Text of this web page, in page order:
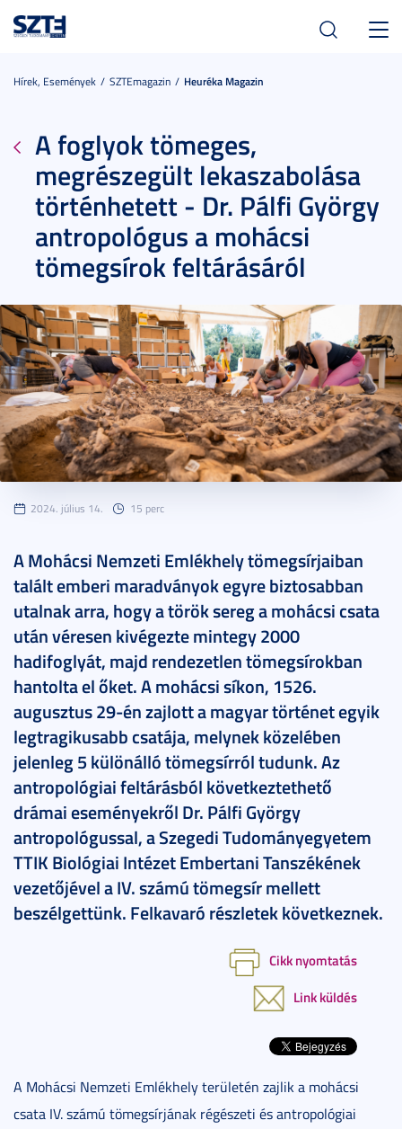
Hírek, Események SZTEmagazin Heuréka Magazin
A foglyok tömeges,
megrészegült lekaszabolása
történhetett - Dr. Pálfi György
antropológus a mohácsi
tömegsírok feltárásáról
2024. július 14. 15 perc
A Mohácsi Nemzeti Emlékhely tömegsírjaiban
talált emberi maradványok egyre biztosabban
utalnak arra, hogy a török sereg a mohácsi csata
után véresen kivégezte mintegy 2000
hadifoglyát, majd rendezetlen tömegsírokban
hantolta el őket. A mohácsi síkon, 1526.
augusztus 29-én zajlott a magyar történet egyik
legtragikusabb csatája, melynek közelében
jelenleg 5 különálló tömegsírról tudunk. Az
antropológiai feltárásból következtethető
drámai eseményekről Dr. Pálfi György
antropológussal, a Szegedi Tudományegyetem
TTIK Biológiai Intézet Embertani Tanszékének
vezetőjével a IV. számú tömegsír mellett
beszélgettünk. Felkavaró részletek következnek.
Cikk nyomtatás
Link küldés
A Mohácsi Nemzeti Emlékhely területén zajlik a mohácsi
csata IV. számú tömegsírjának régészeti és antropológiai